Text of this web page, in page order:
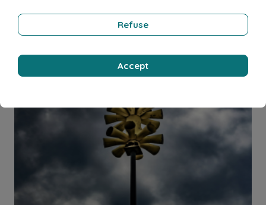
Istruzione
Refuse
Accept